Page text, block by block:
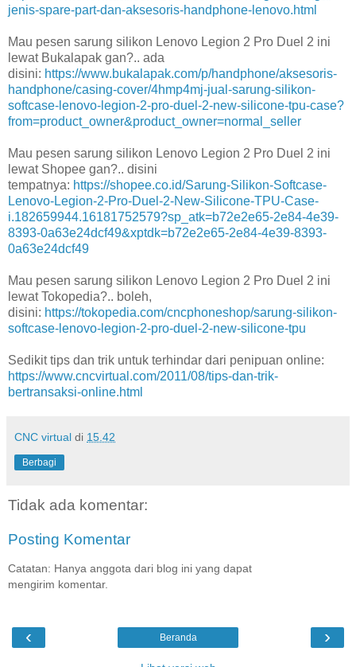
jenis-spare-part-dan-aksesoris-handphone-lenovo.html
Mau pesen sarung silikon Lenovo Legion 2 Pro Duel 2 ini
lewat Bukalapak gan?.. ada
disini: https://www.bukalapak.com/p/handphone/aksesoris-
handphone/casing-cover/4hmp4mj-jual-sarung-silikon-
softcase-lenovo-legion-2-pro-duel-2-new-silicone-tpu-case?
from=product_owner&product_owner=normal_seller
Mau pesen sarung silikon Lenovo Legion 2 Pro Duel 2 ini
lewat Shopee gan?.. disini
tempatnya: https://shopee.co.id/Sarung-Silikon-Softcase-
Lenovo-Legion-2-Pro-Duel-2-New-Silicone-TPU-Case-
i.182659944.16181752579?sp_atk=b72e2e65-2e84-4e39-
8393-0a63e24dcf49&xptdk=b72e2e65-2e84-4e39-8393-
0a63e24dcf49
Mau pesen sarung silikon Lenovo Legion 2 Pro Duel 2 ini
lewat Tokopedia?.. boleh,
disini: https://tokopedia.com/cncphoneshop/sarung-silikon-
softcase-lenovo-legion-2-pro-duel-2-new-silicone-tpu
Sedikit tips dan trik untuk terhindar dari penipuan online:
https://www.cncvirtual.com/2011/08/tips-dan-trik-
bertransaksi-online.html
CNC virtual di 15.42
Berbagi
Tidak ada komentar:
Posting Komentar
Catatan: Hanya anggota dari blog ini yang dapat
mengirim komentar.
‹ ›
Beranda